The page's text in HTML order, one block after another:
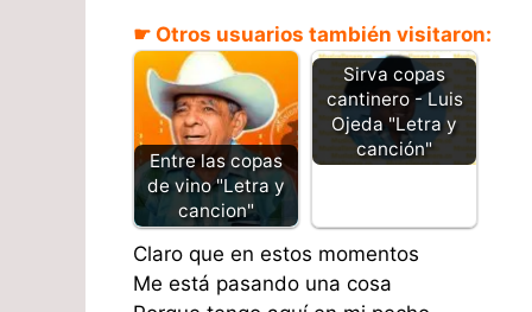
☛ Otros usuarios también visitaron:
Entre las copas
de vino "Letra y
cancion"
Sirva copas
cantinero - Luis
Ojeda "Letra y
canción"
Claro que en estos momentos
Me está pasando una cosa